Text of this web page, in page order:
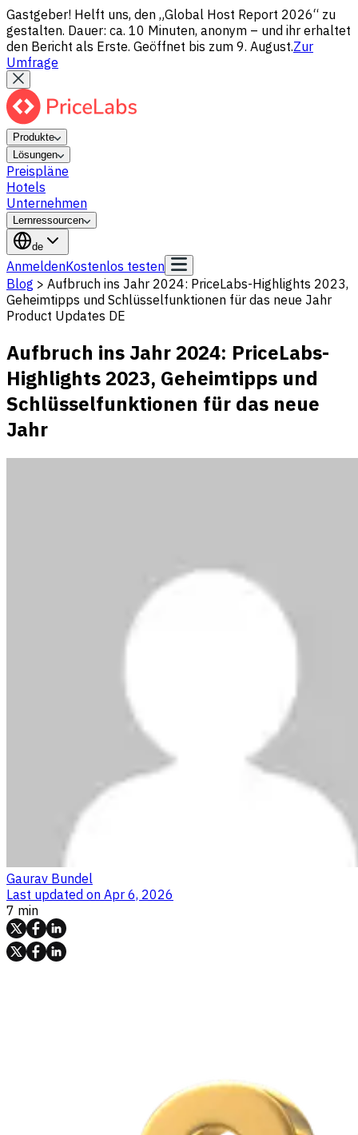
Gastgeber! Helft uns, den „Global Host Report 2026“ zu
gestalten. Dauer: ca. 10 Minuten, anonym – und ihr erhaltet
den Bericht als Erste. Geöffnet bis zum 9. August.Zur
Umfrage
Produkte
Lösungen
Preispläne
Hotels
Unternehmen
Lernressourcen
de
AnmeldenKostenlos testen
Blog > Aufbruch ins Jahr 2024: PriceLabs-Highlights 2023,
Geheimtipps und Schlüsselfunktionen für das neue Jahr
Product Updates DE
Aufbruch ins Jahr 2024: PriceLabs-
Highlights 2023, Geheimtipps und
Schlüsselfunktionen für das neue
Jahr
Gaurav Bundel
Last updated on Apr 6, 2026
7 min